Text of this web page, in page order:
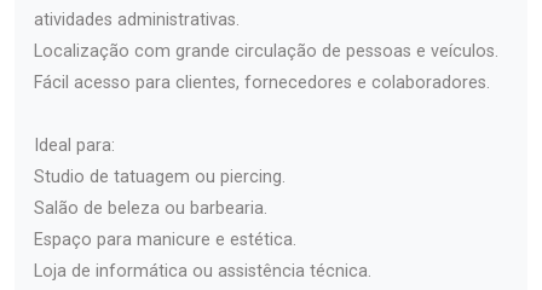
atividades administrativas.
Localização com grande circulação de pessoas e veículos.
Fácil acesso para clientes, fornecedores e colaboradores.
Ideal para:
Studio de tatuagem ou piercing.
Salão de beleza ou barbearia.
Espaço para manicure e estética.
Loja de informática ou assistência técnica.